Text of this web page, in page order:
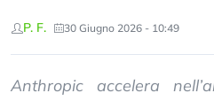
P. F. 30 Giugno 2026 - 10:49
Anthropic accelera